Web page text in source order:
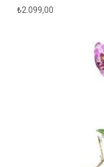
₺2.099,00